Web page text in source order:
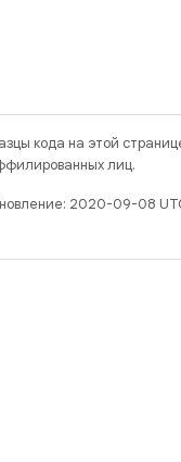
кода на этой
лиц.
2020-09-08